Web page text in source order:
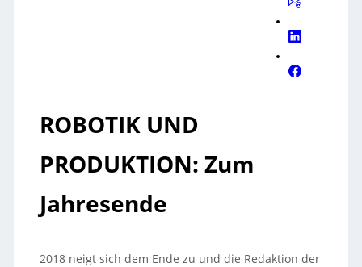
ROBOTIK UND
PRODUKTION: Zum
Jahresende
2018 neigt sich dem Ende zu und die Redaktion der